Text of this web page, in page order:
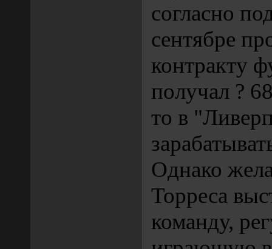
согласно
сентябре
контракту
получал ?
то в
Однако
Торреса
команду,